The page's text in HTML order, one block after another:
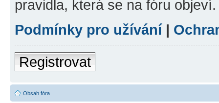
pravidla, která se na fóru objeví.
Podmínky pro užívání |
Registrovat
Obsah fóra